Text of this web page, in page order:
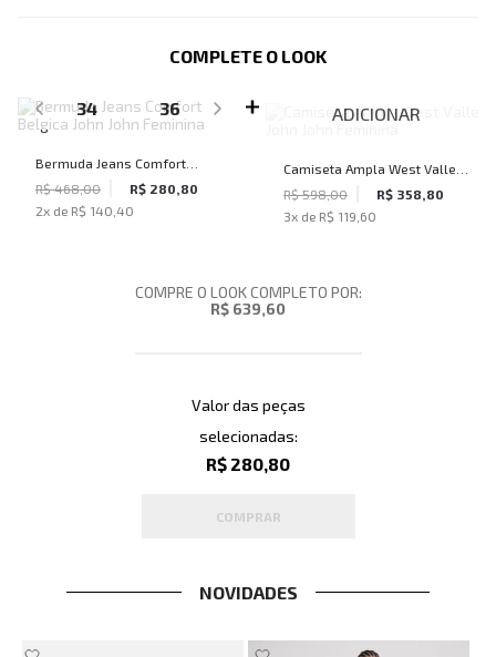
COMPLETE O LOOK
34 36
Bermuda Jeans Comfort
Belgica John John Feminina
R$ 468,00
R$ 280,80
2x de R$ 140,40
ADICIONAR
Camiseta Ampla West Valley
John John Feminina
R$ 598,00
R$ 358,80
3x de R$ 119,60
COMPRE O LOOK COMPLETO POR:
R$ 639,60
Valor das peças
selecionadas:
R$ 280,80
COMPRAR
NOVIDADES